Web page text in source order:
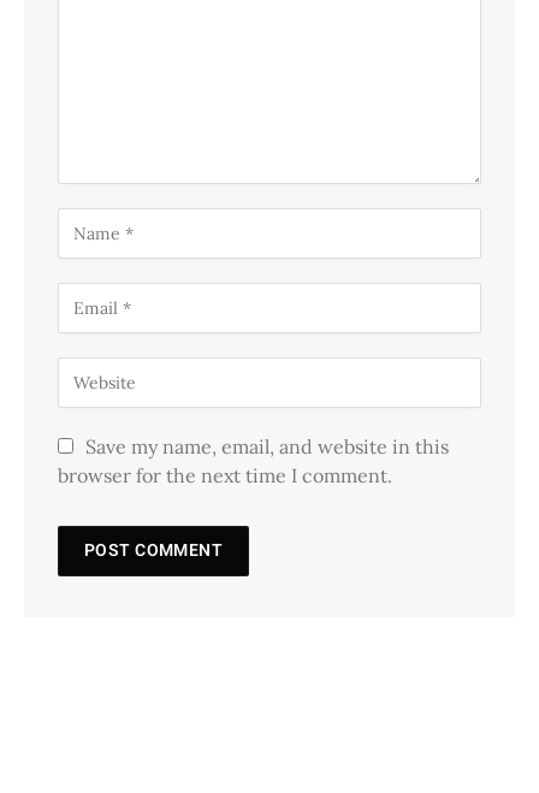
Save my name, email, and website in this
browser for the next time I comment.